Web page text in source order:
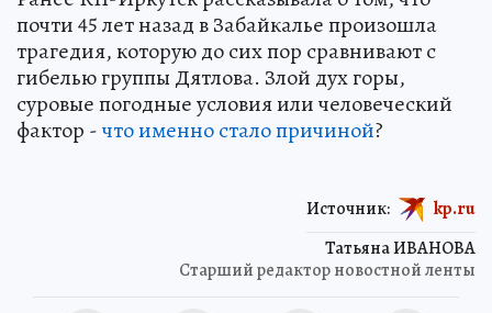
почти 45 лет назад в Забайкалье произошла
трагедия, которую до сих пор сравнивают с
гибелью группы Дятлова. Злой дух горы,
суровые погодные условия или человеческий
фактор -что именно стало причиной?
Татьяна ИВАНОВА
Старший редактор новостной ленты
Источник: kp.ru